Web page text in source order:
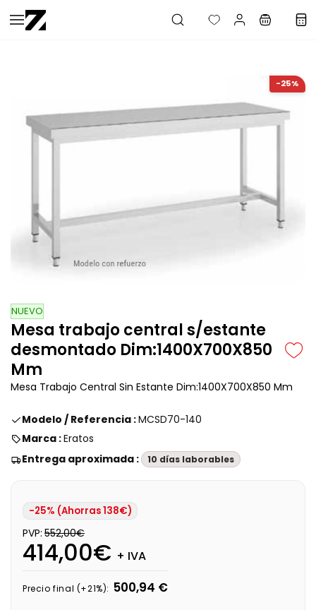
Saltar al
contenido
-25%
NUEVO
Mesa trabajo central s/estante
desmontado Dim:1400X700X850
Mm
Mesa Trabajo Central Sin Estante Dim:1400X700X850 Mm
Modelo / Referencia :MCSD70-140
Marca :Eratos
Entrega aproximada :
10 días laborables
-25% (Ahorras 138€)
PVP: 552,00€
414,00€ + IVA
Precio final (+21%): 500,94 €